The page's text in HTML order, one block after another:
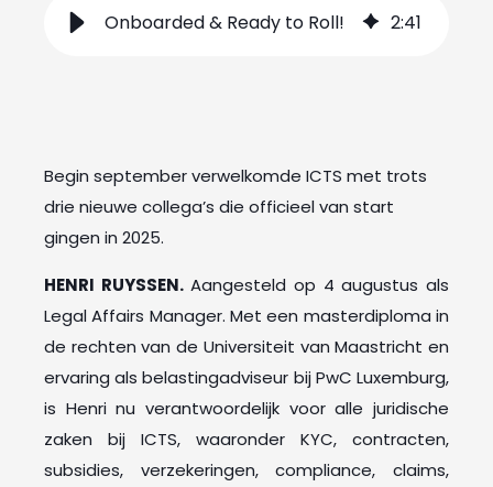
Onboarded & Ready to Roll! 2:41
Begin september verwelkomde ICTS met trots
drie nieuwe collega’s die officieel van start
gingen in 2025.
HENRI RUYSSEN.Aangesteld op 4 augustus als
Legal Affairs Manager. Met een masterdiploma in
de rechten van de Universiteit van Maastricht en
ervaring als belastingadviseur bij PwC Luxemburg,
is Henri nu verantwoordelijk voor alle juridische
zaken bij ICTS, waaronder KYC, contracten,
subsidies, verzekeringen, compliance, claims,